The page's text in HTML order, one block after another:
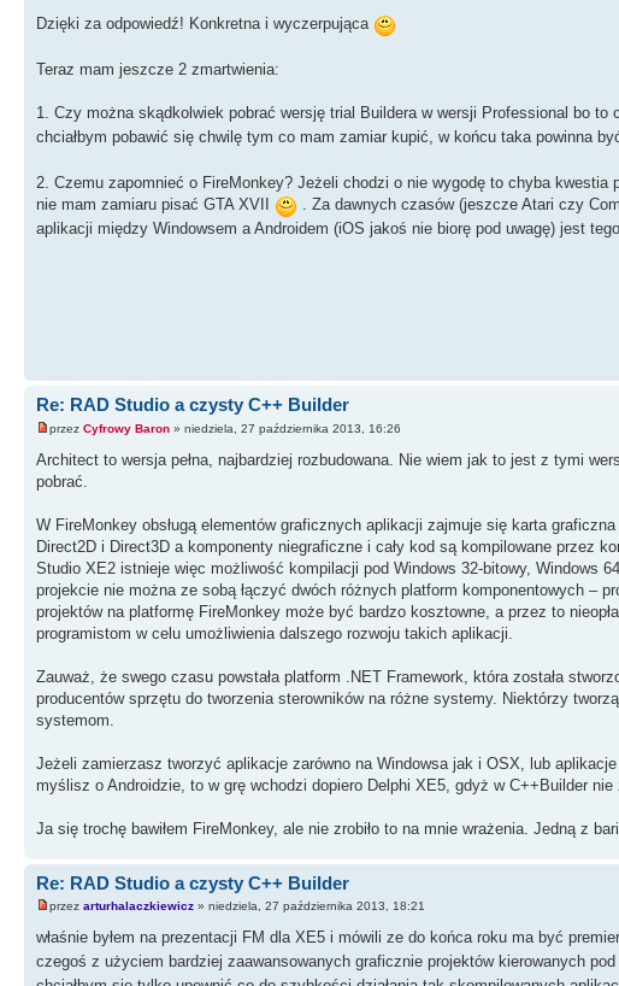
Dzięki za odpowiedź! Konkretna i wyczerpująca
Teraz mam jeszcze 2 zmartwienia:
1. Czy można skądkolwiek pobrać wersję trial Buildera w wersji Professional bo
chciałbym pobawić się chwilę tym co mam zamiar kupić, w końcu taka powinna
2. Czemu zapomnieć o FireMonkey? Jeżeli chodzi o nie wygodę to chyba
nie mam zamiaru pisać GTA XVII
. Za dawnych czasów (jeszcze Atari czy
aplikacji między Windowsem a Androidem (iOS jakoś nie biorę pod uwagę) jest
Re: RAD Studio a czysty C++ Builder
przez Cyfrowy Baron » niedziela, 27 października 2013, 16:26
Architect to wersja pełna, najbardziej rozbudowana. Nie wiem jak to jest z tymi
pobrać.
W FireMonkey obsługą elementów graficznych aplikacji zajmuje się karta
Direct2D i Direct3D a komponenty niegraficzne i cały kod są kompilowane przez
Studio XE2 istnieje więc możliwość kompilacji pod Windows 32-bitowy, Windows
projekcie nie można ze sobą łączyć dwóch różnych platform komponentowych –
projektów na platformę FireMonkey może być bardzo kosztowne, a przez to
programistom w celu umożliwienia dalszego rozwoju takich aplikacji.
Zauważ, że swego czasu powstała platform .NET Framework, która została
producentów sprzętu do tworzenia sterowników na różne systemy. Niektórzy
systemom.
Jeżeli zamierzasz tworzyć aplikacje zarówno na Windowsa jak i OSX, lub
myślisz o Androidzie, to w grę wchodzi dopiero Delphi XE5, gdyż w C++Builder nie
Ja się trochę bawiłem FireMonkey, ale nie zrobiło to na mnie wrażenia. Jedną z
Re: RAD Studio a czysty C++ Builder
przez arturhalaczkiewicz » niedziela, 27 października 2013, 18:21
właśnie byłem na prezentacji FM dla XE5 i mówili ze do końca roku ma być
czegoś z użyciem bardziej zaawansowanych graficznie projektów kierowanych